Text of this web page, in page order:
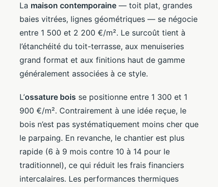
La maison contemporaine — toit plat, grandes
baies vitrées, lignes géométriques — se négocie
entre 1 500 et 2 200 €/m². Le surcoût tient à
l’étanchéité du toit-terrasse, aux menuiseries
grand format et aux finitions haut de gamme
généralement associées à ce style.
L’ossature bois se positionne entre 1 300 et 1
900 €/m². Contrairement à une idée reçue, le
bois n’est pas systématiquement moins cher que
le parpaing. En revanche, le chantier est plus
rapide (6 à 9 mois contre 10 à 14 pour le
traditionnel), ce qui réduit les frais financiers
intercalaires. Les performances thermiques